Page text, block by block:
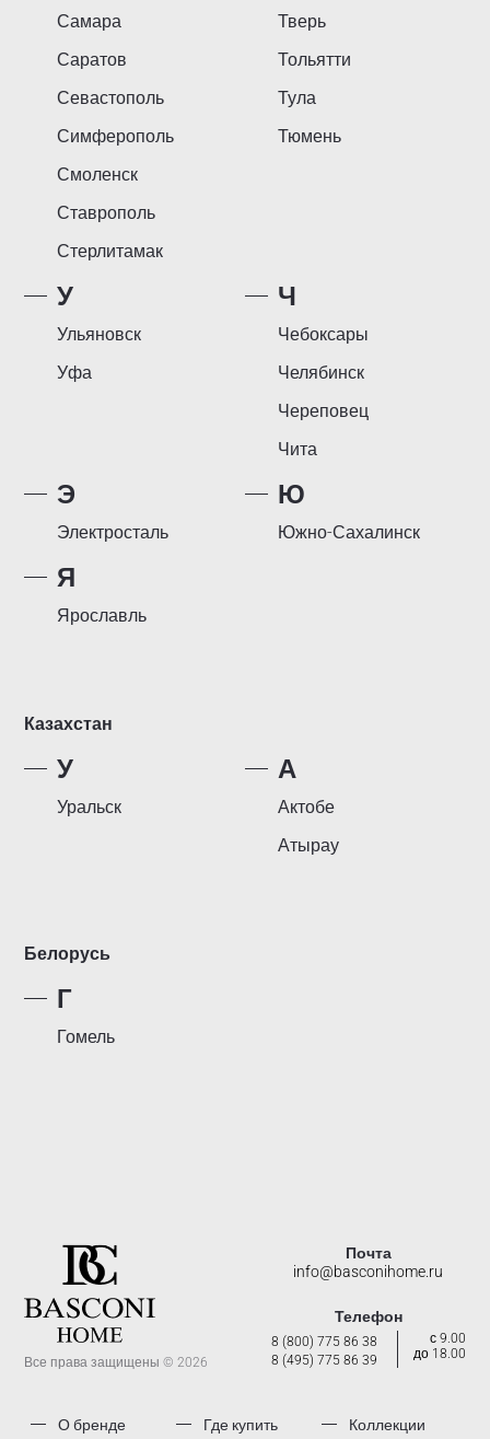
Самара
Саратов
Севастополь
Симферополь
Смоленск
Ставрополь
Стерлитамак
Тверь
Тольятти
Тула
Тюмень
У
Ульяновск
Уфа
Ч
Чебоксары
Челябинск
Череповец
Чита
Э
Электросталь
Ю
Южно-Сахалинск
Я
Ярославль
Казахстан
У
Уральск
А
Актобе
Атырау
Белорусь
Г
Гомель
О бренде Где купить Коллекции
Почта
info@basconihome.ru
Телефон
8 (800) 775 86 38
8 (495) 775 86 39
с 9.00
до 18.00
Все права защищены © 2026